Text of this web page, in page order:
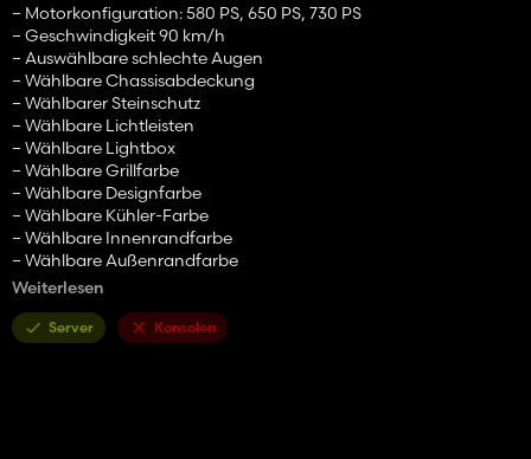
– Motorkonfiguration: 580 PS, 650 PS, 730 PS
– Geschwindigkeit 90 km/h
– Auswählbare schlechte Augen
– Wählbare Chassisabdeckung
– Wählbarer Steinschutz
– Wählbare Lichtleisten
– Wählbare Lightbox
– Wählbare Grillfarbe
– Wählbare Designfarbe
– Wählbare Kühler-Farbe
– Wählbare Innenrandfarbe
– Wählbare Außenrandfarbe
– Farbwahl
Preis 160000 €
Weiterlesen
Server Konsolen